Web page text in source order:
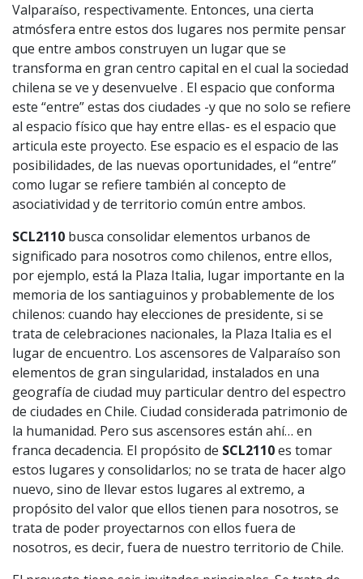
Valparaíso, respectivamente. Entonces, una cierta
atmósfera entre estos dos lugares nos permite pensar
que entre ambos construyen un lugar que se
transforma en gran centro capital en el cual la sociedad
chilena se ve y desenvuelve . El espacio que conforma
este “entre” estas dos ciudades -y que no solo se refiere
al espacio físico que hay entre ellas- es el espacio que
articula este proyecto. Ese espacio es el espacio de las
posibilidades, de las nuevas oportunidades, el “entre”
como lugar se refiere también al concepto de
asociatividad y de territorio común entre ambos.
SCL2110 busca consolidar elementos urbanos de
significado para nosotros como chilenos, entre ellos,
por ejemplo, está la Plaza Italia, lugar importante en la
memoria de los santiaguinos y probablemente de los
chilenos: cuando hay elecciones de presidente, si se
trata de celebraciones nacionales, la Plaza Italia es el
lugar de encuentro. Los ascensores de Valparaíso son
elementos de gran singularidad, instalados en una
geografía de ciudad muy particular dentro del espectro
de ciudades en Chile. Ciudad considerada patrimonio de
la humanidad. Pero sus ascensores están ahí… en
franca decadencia. El propósito de SCL2110es tomar
estos lugares y consolidarlos; no se trata de hacer algo
nuevo, sino de llevar estos lugares al extremo, a
propósito del valor que ellos tienen para nosotros, se
trata de poder proyectarnos con ellos fuera de
nosotros, es decir, fuera de nuestro territorio de Chile.